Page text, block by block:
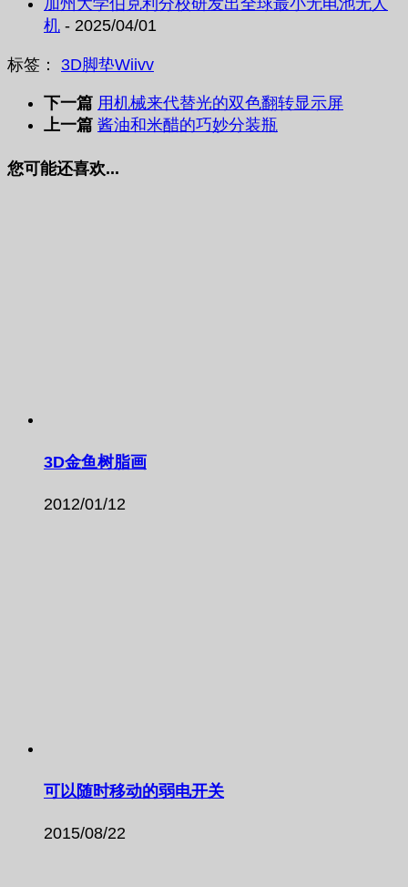
加州大学伯克利分校研发出全球最小无电池无人
机 - 2025/04/01
标签： 3D脚垫Wiivv
下一篇 用机械来代替光的双色翻转显示屏
上一篇 酱油和米醋的巧妙分装瓶
您可能还喜欢...
3D金鱼树脂画
2012/01/12
可以随时移动的弱电开关
2015/08/22